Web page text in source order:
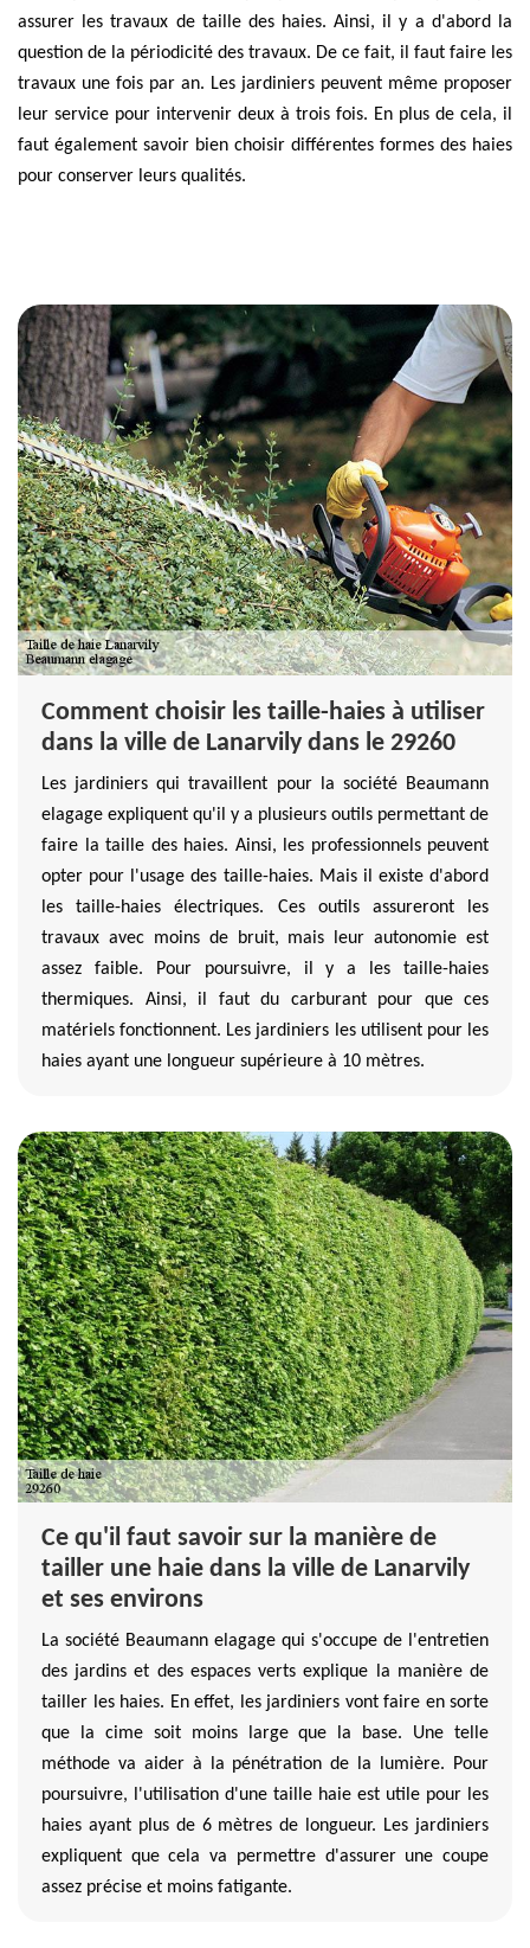
assurer les travaux de taille des haies. Ainsi, il y a d'abord la
question de la périodicité des travaux. De ce fait, il faut faire les
travaux une fois par an. Les jardiniers peuvent même proposer
leur service pour intervenir deux à trois fois. En plus de cela, il
faut également savoir bien choisir différentes formes des haies
pour conserver leurs qualités.
Comment choisir les taille-haies à utiliser
dans la ville de Lanarvily dans le 29260
Les jardiniers qui travaillent pour la société Beaumann
elagage expliquent qu'il y a plusieurs outils permettant de
faire la taille des haies. Ainsi, les professionnels peuvent
opter pour l'usage des taille-haies. Mais il existe d'abord
les taille-haies électriques. Ces outils assureront les
travaux avec moins de bruit, mais leur autonomie est
assez faible. Pour poursuivre, il y a les taille-haies
thermiques. Ainsi, il faut du carburant pour que ces
matériels fonctionnent. Les jardiniers les utilisent pour les
haies ayant une longueur supérieure à 10 mètres.
Ce qu'il faut savoir sur la manière de
tailler une haie dans la ville de Lanarvily
et ses environs
La société Beaumann elagage qui s'occupe de l'entretien
des jardins et des espaces verts explique la manière de
tailler les haies. En effet, les jardiniers vont faire en sorte
que la cime soit moins large que la base. Une telle
méthode va aider à la pénétration de la lumière. Pour
poursuivre, l'utilisation d'une taille haie est utile pour les
haies ayant plus de 6 mètres de longueur. Les jardiniers
expliquent que cela va permettre d'assurer une coupe
assez précise et moins fatigante.